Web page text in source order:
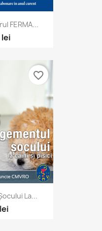
FERMA...
La...
favorite_border